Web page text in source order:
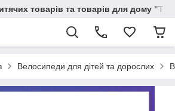
товарів та товарів для дому
Велосипеди для дітей та дорослих